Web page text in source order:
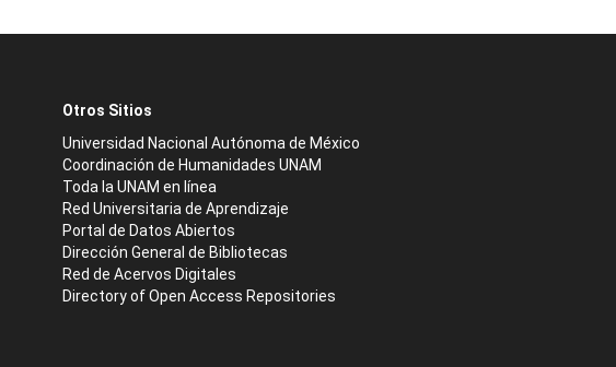
Otros Sitios
Universidad Nacional Autónoma de México
Coordinación de Humanidades UNAM
Toda la UNAM en línea
Red Universitaria de Aprendizaje
Portal de Datos Abiertos
Dirección General de Bibliotecas
Red de Acervos Digitales
Directory of Open Access Repositories